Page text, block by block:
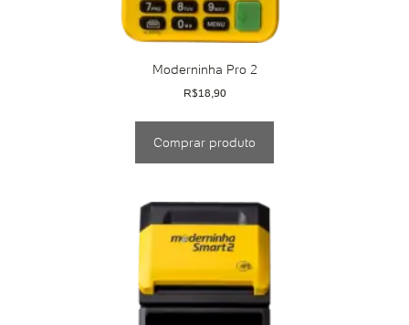
Moderninha Pro 2
R$18,90
Comprar produto